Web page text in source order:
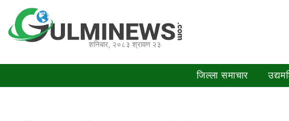
content
शनिबार, २०८३ श्रावण २३
जिल्ला समाचार